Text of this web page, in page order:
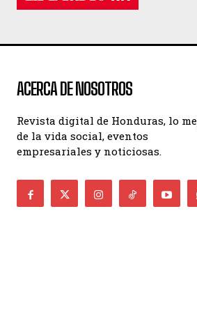
ACERCA DE NOSOTROS
Revista digital de Honduras, lo
de la vida social, eventos
empresariales y noticiosas.